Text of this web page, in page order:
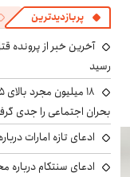
پربازدیدترین
آخرین خبر از پرونده
رسید
بحران اجتماعی را جدی
ادعای تازه امارات
ادعای سنتکام درباره